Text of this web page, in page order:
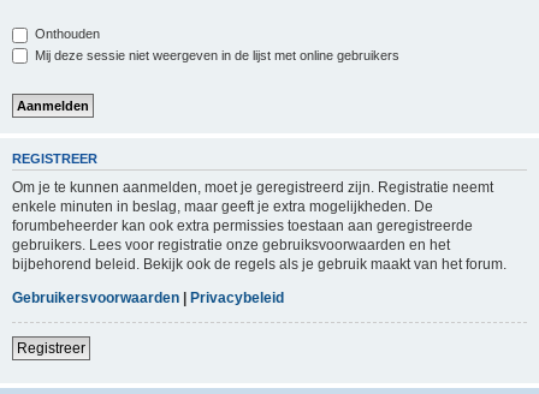
Onthouden
Mij deze sessie niet weergeven in de lijst met online gebruikers
REGISTREER
Om je te kunnen aanmelden, moet je geregistreerd zijn. Registratie neemt
enkele minuten in beslag, maar geeft je extra mogelijkheden. De
forumbeheerder kan ook extra permissies toestaan aan geregistreerde
gebruikers. Lees voor registratie onze gebruiksvoorwaarden en het
bijbehorend beleid. Bekijk ook de regels als je gebruik maakt van het forum.
Gebruikersvoorwaarden | Privacybeleid
Registreer